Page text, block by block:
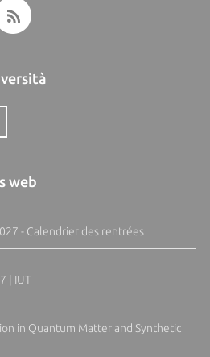
web
- Calendrier des rentrées
| IUT
in Quantum Matter and Synthetic